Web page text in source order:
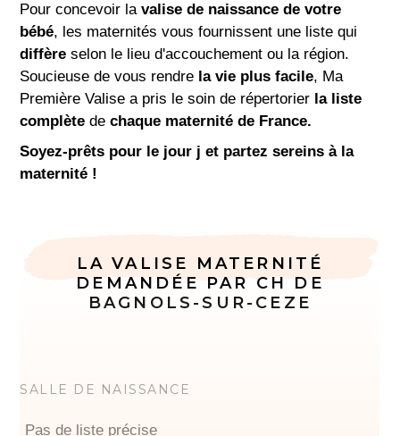
Pour concevoir lavalise de naissance de votre
bébé, les maternités vous fournissent une liste qui
diffère selon le lieu d'accouchement ou la région.
Soucieuse de vous rendre la vie plus facile, Ma
Première Valise a pris le soin de répertorier la liste
complète dechaque maternité de France.
Soyez-prêts pour le jour j et partez sereins à la
maternité !
LA VALISE MATERNITÉ
DEMANDÉE PAR CH DE
BAGNOLS-SUR-CEZE
SALLE DE NAISSANCE
Pas de liste précise